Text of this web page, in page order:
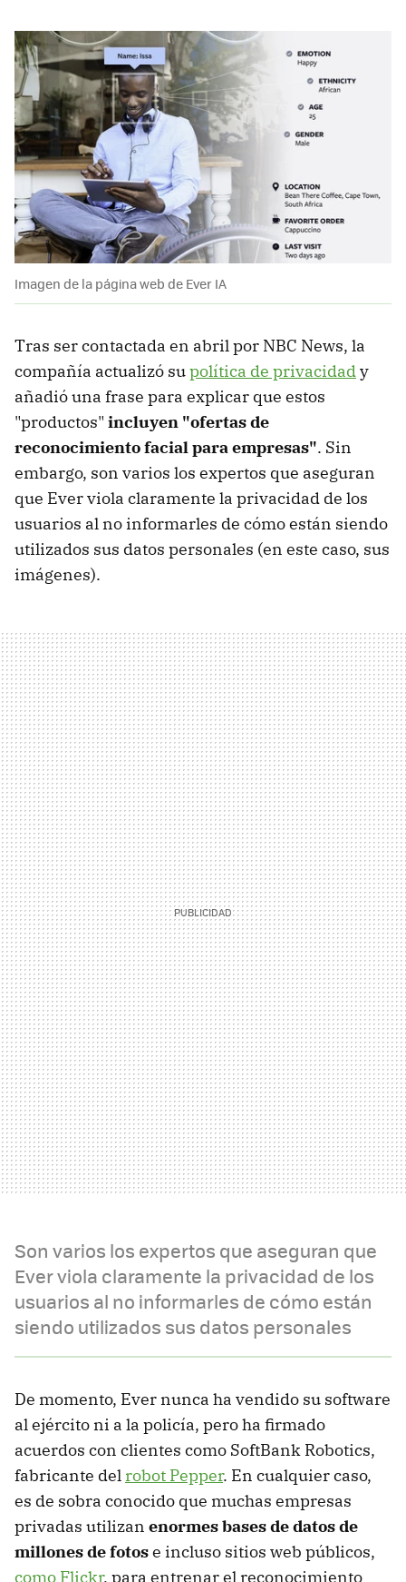
Imagen de la página web de Ever IA
Tras ser contactada en abril por NBC News, la
compañía actualizó supolítica de privacidady
añadió una frase para explicar que estos
"productos" incluyen "ofertas de
reconocimiento facial para empresas". Sin
embargo, son varios los expertos que aseguran
que Ever viola claramente la privacidad de los
usuarios al no informarles de cómo están siendo
utilizados sus datos personales (en este caso, sus
imágenes).
Son varios los expertos que aseguran que
Ever viola claramente la privacidad de los
usuarios al no informarles de cómo están
siendo utilizados sus datos personales
De momento, Ever nunca ha vendido su software
al ejército ni a la policía, pero ha firmado
acuerdos con clientes como SoftBank Robotics,
fabricante del robot Pepper. En cualquier caso,
es de sobra conocido que muchas empresas
privadas utilizan enormes bases de datos de
millones de fotose incluso sitios web públicos,
como Flickr, para entrenar el reconocimiento